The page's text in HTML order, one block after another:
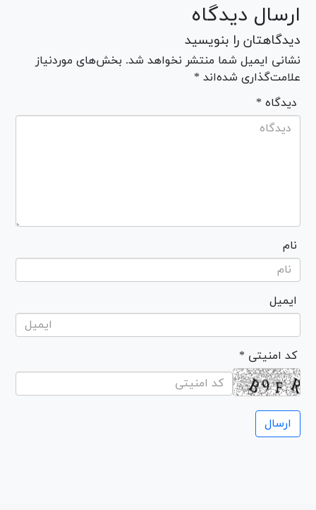
ارسال دیدگاه
دیدگاهتان را بنویسید
نشانی ایمیل شما منتشر نخواهد شد. بخش‌های موردنیاز
علامت‌گذاری شده‌اند *
* دیدگاه
نام
ایمیل
* کد امنیتی